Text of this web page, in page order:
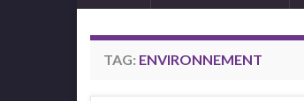
TAG: ENVIRONNEMENT